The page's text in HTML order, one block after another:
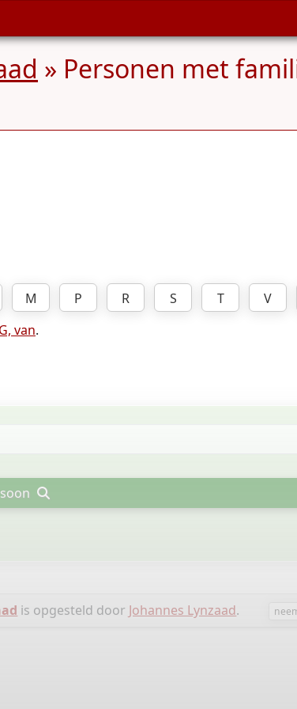
» Personen met
M P R S T V
van.
is opgesteld door Johannes Lynzaad.